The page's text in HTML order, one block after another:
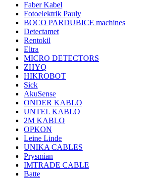
Faber Kabel
Fotoelektrik Pauly
BOCO PARDUBICE machines
Detectamet
Rentokil
Eltra
MICRO DETECTORS
ZHYQ
HIKROBOT
Sick
AkuSense
ONDER KABLO
UNTEL KABLO
2M KABLO
OPKON
Leine Linde
UNIKA CABLES
Prysmian
IMTRADE CABLE
Batte